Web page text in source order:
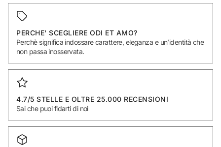
PERCHE' SCEGLIERE ODI ET AMO?
Perchè significa indossare carattere, eleganza e un’identità che
non passa inosservata.
4.7/5 STELLE E OLTRE 25.000 RECENSIONI
Sai che puoi fidarti di noi